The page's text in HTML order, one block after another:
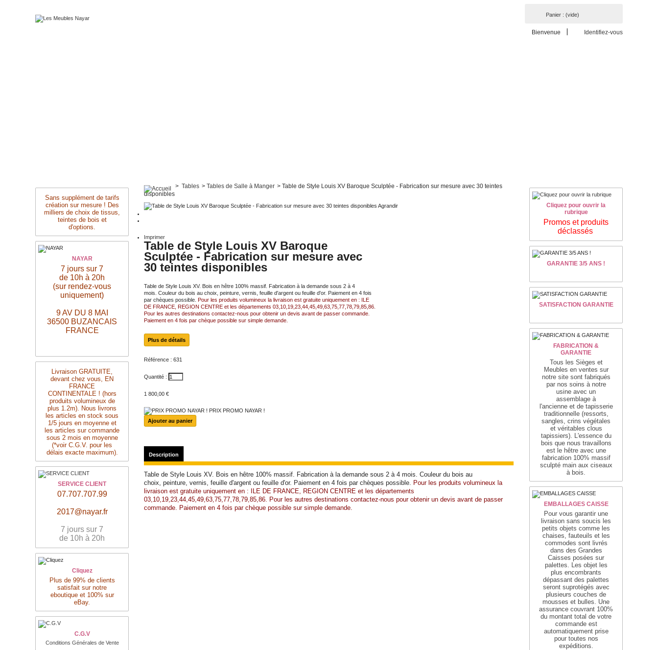
Panier : (vide)
Bienvenue Identifiez-vous
Sans supplément de tarifs
création sur mesure ! Des
milliers de choix de tissus,
teintes de bois et
d'options.
NAYAR
7 jours sur 7
de 10h à 20h
(sur rendez-vous
uniquement)
9 AV DU 8 MAI
36500 BUZANCAIS
FRANCE
Livraison GRATUITE,
devant chez vous, EN
FRANCE
CONTINENTALE ! (hors
produits volumineux de
plus 1.2m). Nous livrons
les articles en stock sous
1/5 jours en moyenne et
les articles sur commande
sous 2 mois en moyenne
(*voir C.G.V. pour les
délais exacte maximum).
SERVICE CLIENT
07.707.707.99
2017@nayar.fr
7 jours sur 7
de 10h à 20h
Cliquez
Plus de 99% de clients
satisfait sur notre
eboutique et 100% sur
eBay.
C.G.V
Conditions Générales de Vente
> Tables > Tables de Salle à Manger > Table de Style Louis XV Baroque Sculptée - Fabrication sur mesure avec 30 teintes
disponibles
Agrandir
Imprimer
Table de Style Louis XV Baroque
Sculptée - Fabrication sur mesure avec
30 teintes disponibles
Table de Style Louis XV. Bois en hêtre 100% massif. Fabrication à la demande sous 2 à 4
mois. Couleur du bois au choix, peinture, vernis, feuille d'argent ou feuille d'or. Paiement en 4 fois
par chèques possible. Pour les produits volumineux la livraison est gratuite uniquement en : ILE
DE FRANCE, REGION CENTRE et les départements 03,10,19,23,44,45,49,63,75,77,78,79,85,86.
Pour les autres destinations contactez-nous pour obtenir un devis avant de passer commande.
Paiement en 4 fois par chèque possible sur simple demande.
Plus de détails
Référence : 631
Quantité :
1 800,00 €
PRIX PROMO NAYAR !
Description
Table de Style Louis XV. Bois en hêtre 100% massif. Fabrication à la demande sous 2 à 4 mois. Couleur du bois au
choix, peinture, vernis, feuille d'argent ou feuille d'or. Paiement en 4 fois par chèques possible. Pour les produits volumineux la
livraison est gratuite uniquement en : ILE DE FRANCE, REGION CENTRE et les départements
03,10,19,23,44,45,49,63,75,77,78,79,85,86. Pour les autres destinations contactez-nous pour obtenir un devis avant de passer
commande. Paiement en 4 fois par chèque possible sur simple demande.
Cliquez pour ouvrir la
rubrique
Promos et produits
déclassés
GARANTIE 3/5 ANS !
SATISFACTION GARANTIE
FABRICATION &
GARANTIE
Tous les Sièges et
Meubles en ventes sur
notre site sont fabriqués
par nos soins à notre
usine avec un
assemblage à
l'ancienne et de tapisserie
traditionnelle (ressorts,
sangles, crins végétales
et véritables clous
tapissiers). L'essence du
bois que nous travaillons
est le hêtre avec une
fabrication 100% massif
sculpté main aux ciseaux
à bois.
EMBALLAGES CAISSE
Pour vous garantir une
livraison sans soucis les
petits objets comme les
chaises, fauteuils et les
commodes sont livrés
dans des Grandes
Caisses posées sur
palettes. Les objet les
plus encombrants
dépassant des palettes
seront suprotégés avec
plusieurs couches de
mousses et bulles. Une
assurance couvrant 100%
du montant total de votre
commande est
automatiquement prise
pour toutes nos
expéditions.